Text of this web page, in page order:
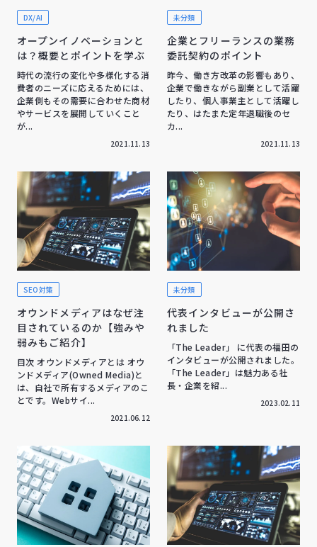
DX/AI
オープンイノベーションと
は？概要とポイントを学ぶ
時代の流行の変化や多様化する消
費者のニーズに応えるためには、
企業側もその需要に合わせた商材
やサービスを展開していくこと
が...
2021.11.13
未分類
企業とフリーランスの業務
委託契約のポイント
昨今、働き方改革の影響もあり、
企業で働きながら副業として活躍
したり、個人事業主として活躍し
たり、はたまた定年退職後のセ
カ...
2021.11.13
SEO対策
オウンドメディアはなぜ注
目されているのか【強みや
弱みもご紹介】
目次 オウンドメディアとは オウ
ンドメディア(Owned Media)と
は、自社で所有するメディアのこ
とです。Webサイ...
2021.06.12
未分類
代表インタビューが公開さ
れました
「The Leader」 に代表の福田の
インタビューが公開されました。
「The Leader」は魅力ある社
長・企業を紹...
2023.02.11